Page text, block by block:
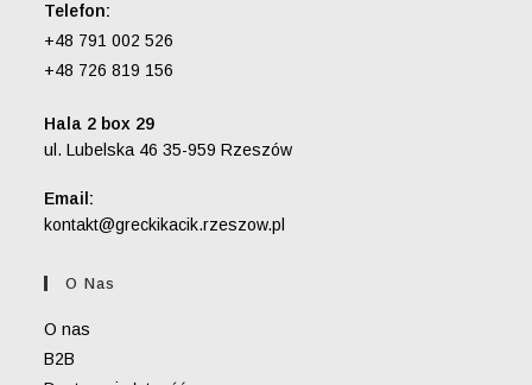
Telefon:
+48 791 002 526
+48 726 819 156
Hala 2 box 29
ul. Lubelska 46 35-959 Rzeszów
Email:
kontakt@greckikacik.rzeszow.pl
O Nas
O nas
B2B